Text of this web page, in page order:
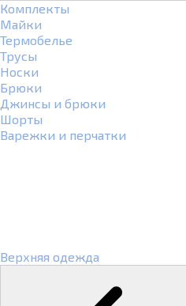
Комплекты
Майки
Термобелье
Трусы
Носки
Брюки
Джинсы и брюки
Шорты
Варежки и перчатки
Верхняя одежда